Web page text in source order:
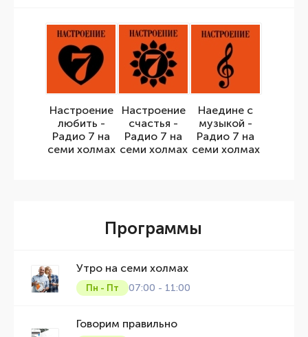
Настроение
любить -
Радио 7 на
семи холмах
Настроение
счастья -
Радио 7 на
семи холмах
Наедине с
музыкой -
Радио 7 на
семи холмах
Программы
Утро на семи холмах
Пн - Пт 07:00 - 11:00
Говорим правильно